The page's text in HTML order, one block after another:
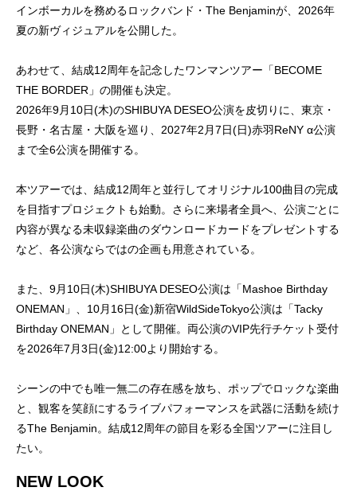
インボーカルを務めるロックバンド・The Benjaminが、2026年
夏の新ヴィジュアルを公開した。
あわせて、結成12周年を記念したワンマンツアー「BECOME
THE BORDER」の開催も決定。
2026年9月10日(木)のSHIBUYA DESEO公演を皮切りに、東京・
長野・名古屋・大阪を巡り、2027年2月7日(日)赤羽ReNY α公演
まで全6公演を開催する。
本ツアーでは、結成12周年と並行してオリジナル100曲目の完成
を目指すプロジェクトも始動。さらに来場者全員へ、公演ごとに
内容が異なる未収録楽曲のダウンロードカードをプレゼントする
など、各公演ならではの企画も用意されている。
また、9月10日(木)SHIBUYA DESEO公演は「Mashoe Birthday
ONEMAN」、10月16日(金)新宿WildSideTokyo公演は「Tacky
Birthday ONEMAN」として開催。両公演のVIP先行チケット受付
を2026年7月3日(金)12:00より開始する。
シーンの中でも唯一無二の存在感を放ち、ポップでロックな楽曲
と、観客を笑顔にするライブパフォーマンスを武器に活動を続け
るThe Benjamin。結成12周年の節目を彩る全国ツアーに注目し
たい。
NEW LOOK